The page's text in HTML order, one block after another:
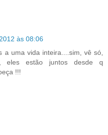
às 08:06
a uma vida inteira....sim, vê só,
estão juntos desde q
!!!